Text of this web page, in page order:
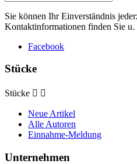
Sie können Ihr Einverständnis
Kontaktinformationen finden Sie u.
Facebook
Stücke
Stücke  
Neue Artikel
Alle Autoren
Einnahme-Meldung
Unternehmen